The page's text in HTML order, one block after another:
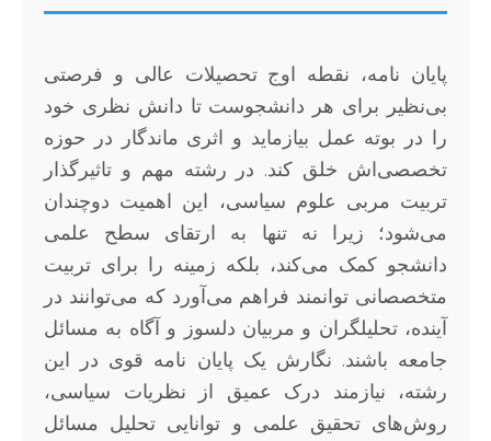
پایان نامه، نقطه اوج تحصیلات عالی و فرصتی
بی‌نظیر برای هر دانشجوست تا دانش نظری خود
را در بوته عمل بیازماید و اثری ماندگار در حوزه
تخصصی‌اش خلق کند. در رشته مهم و تاثیرگذار
تربیت مربی علوم سیاسی، این اهمیت دوچندان
می‌شود؛ زیرا نه تنها به ارتقای سطح علمی
دانشجو کمک می‌کند، بلکه زمینه را برای تربیت
متخصصانی توانمند فراهم می‌آورد که می‌توانند در
آینده، تحلیلگران و مربیان دلسوز و آگاه به مسائل
جامعه باشند. نگارش یک پایان نامه قوی در این
رشته، نیازمند درک عمیق از نظریات سیاسی،
روش‌های تحقیق علمی و توانایی تحلیل مسائل